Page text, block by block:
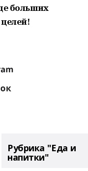
больших
Рубрика "Еда и
напитки"